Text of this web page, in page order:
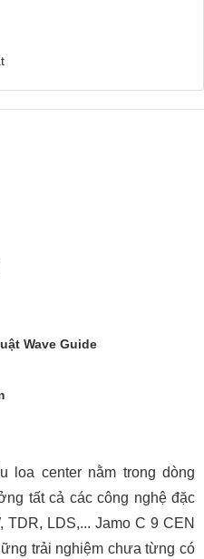
Wave Guide
loa center nằm trong dòng
tất cả các công nghệ đặc
LDS,... Jamo C 9 CEN
trải nghiệm chưa từng có